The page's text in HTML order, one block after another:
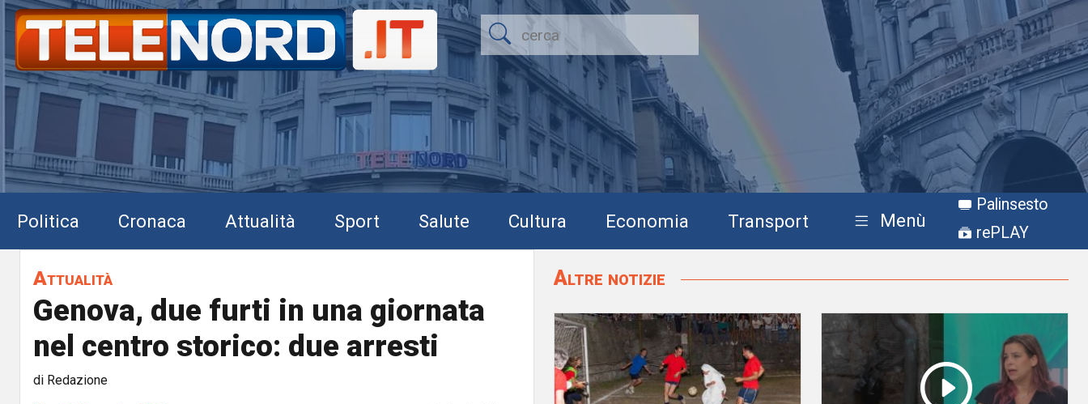
Politica Cronaca Attualità Sport Salute Cultura Economia Transport Menù
Palinsesto
rePLAY
Attualità
Genova, due furti in una giornata
nel centro storico: due arresti
di Redazione
Altre notizie